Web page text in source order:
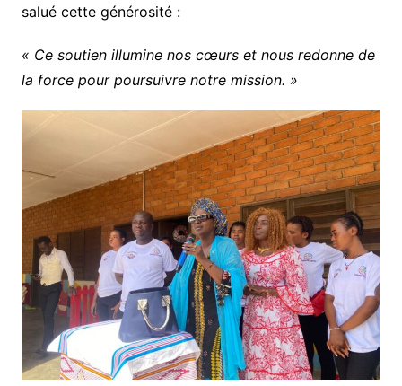
salué cette générosité :
« Ce soutien illumine nos cœurs et nous redonne de
la force pour poursuivre notre mission. »